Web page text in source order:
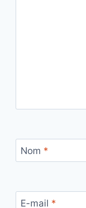
Nom *
E-mail *